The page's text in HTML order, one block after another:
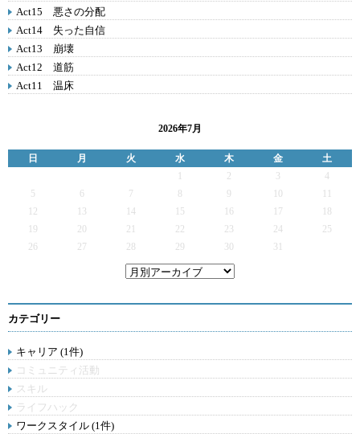
Act15 悪さの分配
Act14 失った自信
Act13 崩壊
Act12 道筋
Act11 温床
2026年7月
日 月 火 水 木 金
土
2 3
4
5
6 7 9
12
13 14 15 16 17
19
20 21 22 23 24
25
26
27 28 29 30 31
カテゴリー
キャリア (1件)
コミュニティ活動
スキル
ライフハック
ワークスタイル (1件)